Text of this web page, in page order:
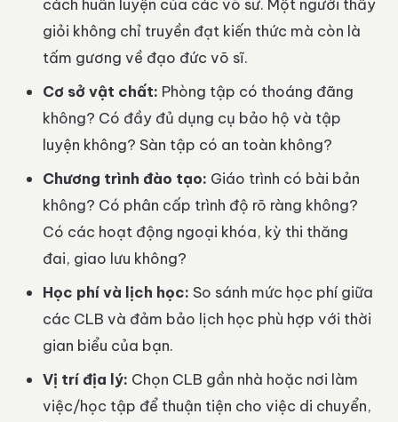
cách huấn luyện của các võ sư. Một người thầy
giỏi không chỉ truyền đạt kiến thức mà còn là
tấm gương về đạo đức võ sĩ.
Cơ sở vật chất: Phòng tập có thoáng đãng
không? Có đầy đủ dụng cụ bảo hộ và tập
luyện không? Sàn tập có an toàn không?
Chương trình đào tạo: Giáo trình có bài bản
không? Có phân cấp trình độ rõ ràng không?
Có các hoạt động ngoại khóa, kỳ thi thăng
đai, giao lưu không?
Học phí và lịch học: So sánh mức học phí giữa
các CLB và đảm bảo lịch học phù hợp với thời
gian biểu của bạn.
Vị trí địa lý: Chọn CLB gần nhà hoặc nơi làm
việc/học tập để thuận tiện cho việc di chuyển,